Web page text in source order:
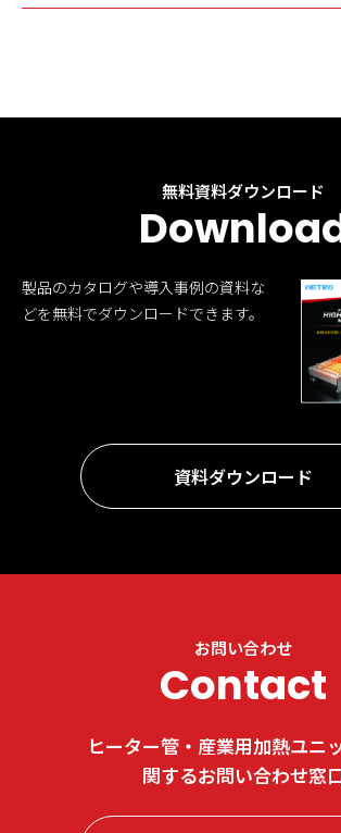
無料資料ダウンロード
製品のカタログや導入事例の資料な
どを無料でダウンロードできます。
資料ダウンロード
お問い合わせ
Contact
ヒーター管・産業用加熱ユニ
関するお問い合わせ窓